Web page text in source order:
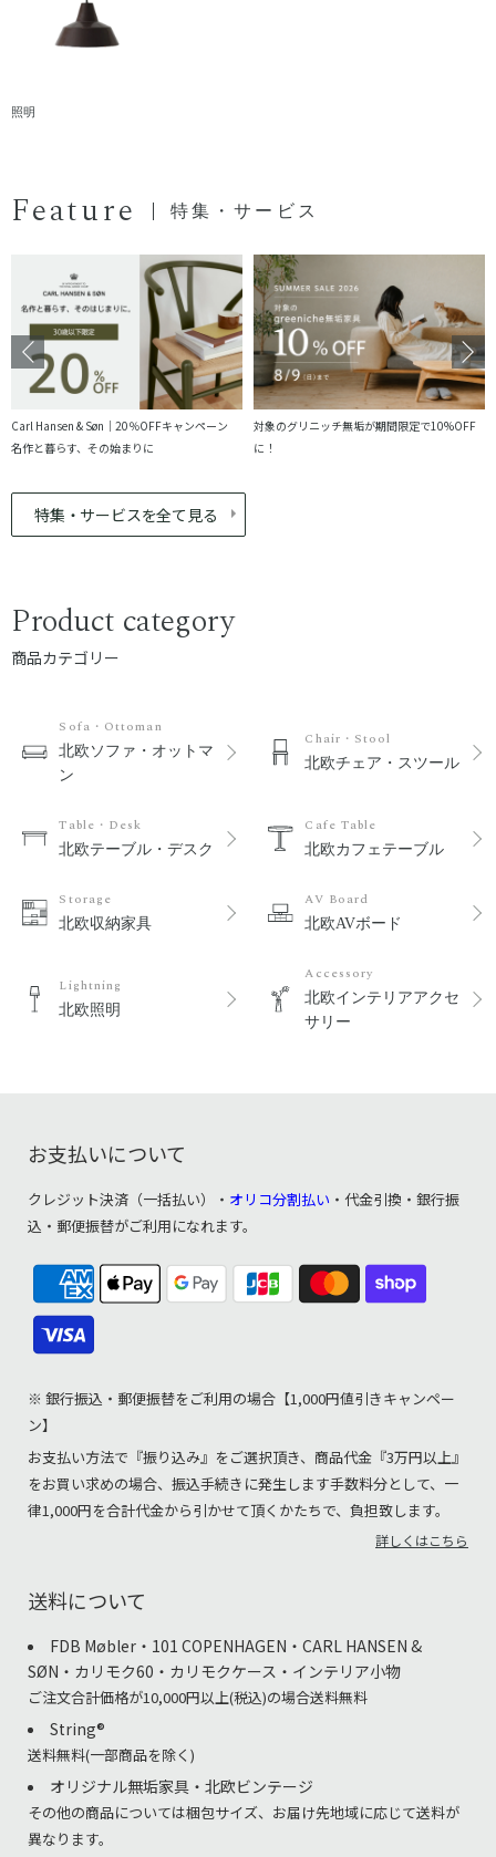
照明
Feature 特集・サービス
Carl Hansen & Søn｜20％OFFキャンペーン
名作と暮らす、その始まりに
対象のグリニッチ無垢が期間限定で10%OFF
に！
特集・サービスを全て見る
Product category
商品カテゴリー
Sofa・Ottoman
北欧ソファ・オットマ
ン
Chair・Stool
北欧チェア・スツール
Table・Desk
北欧テーブル・デスク
Cafe Table
北欧カフェテーブル
Storage
北欧収納家具
AV Board
北欧AVボード
Lightning
北欧照明
Accessory
北欧インテリアアクセ
サリー
お支払いについて
クレジット決済（一括払い）・ オリコ分割払い ・代金引換・銀行振
込・郵便振替がご利用になれます。
※ 銀行振込・郵便振替をご利用の場合【1,000円値引きキャンペー
ン】
お支払い方法で『振り込み』をご選択頂き、商品代金『3万円以上』
をお買い求めの場合、振込手続きに発生します手数料分として、一
律1,000円を合計代金から引かせて頂くかたちで、負担致します。
詳しくはこちら
送料について
FDB Møbler・101 COPENHAGEN・CARL HANSEN &
SØN・カリモク60・カリモクケース・インテリア小物
ご注文合計価格が10,000円以上(税込)の場合送料無料
String®︎
送料無料(一部商品を除く)
オリジナル無垢家具・北欧ビンテージ
その他の商品については梱包サイズ、お届け先地域に応じて送料が
異なります。